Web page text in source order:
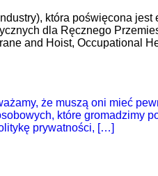
która poświęcona
dla Ręcznego
and Hoist, Occupational
że muszą oni mieć
które gromadzimy
prywatności, […]